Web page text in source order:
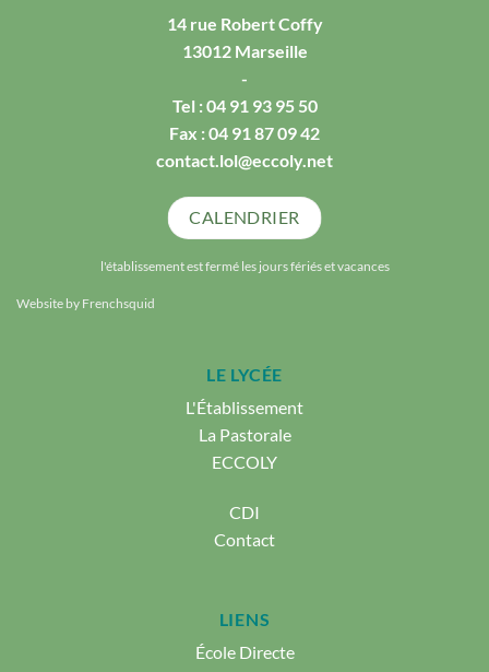
14 rue Robert Coffy
13012 Marseille
-
Tel :04 91 93 95 50
Fax : 04 91 87 09 42
contact.lol@eccoly.net
CALENDRIER
l'établissement est fermé les jours fériés et vacances
Website by Frenchsquid
LE LYCÉE
L'Établissement
La Pastorale
ECCOLY
CDI
Contact
LIENS
École Directe